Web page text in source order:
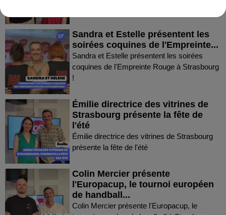
Sandra et Estelle présentent les
soirées coquines de l'Empreinte...
Sandra et Estelle présentent les soirées
coquines de l'Empreinte Rouge à Strasbourg
!
Émilie directrice des vitrines de
Strasbourg présente la fête de
l'été
Émilie directrice des vitrines de Strasbourg
présente la fête de l'été
Colin Mercier présente
l'Europacup, le tournoi européen
de handball...
Colin Mercier présente l'Europacup, le